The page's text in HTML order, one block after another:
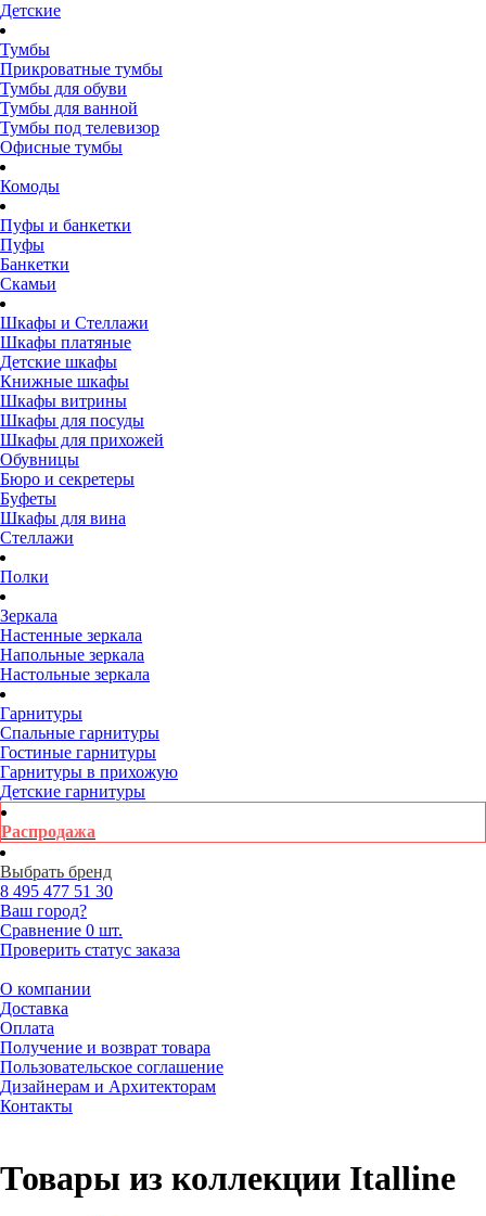
Детские
Тумбы
Прикроватные тумбы
Тумбы для обуви
Тумбы для ванной
Тумбы под телевизор
Офисные тумбы
Комоды
Пуфы и банкетки
Пуфы
Банкетки
Скамьи
Шкафы и Стеллажи
Шкафы платяные
Детские шкафы
Книжные шкафы
Шкафы витрины
Шкафы для посуды
Шкафы для прихожей
Обувницы
Бюро и секретеры
Буфеты
Шкафы для вина
Стеллажи
Полки
Зеркала
Настенные зеркала
Напольные зеркала
Настольные зеркала
Гарнитуры
Спальные гарнитуры
Гостиные гарнитуры
Гарнитуры в прихожую
Детские гарнитуры
Распродажа
Выбрать бренд
8 495 477 51 30
Ваш город?
Сравнение 0 шт.
Проверить статус заказа
О компании
Доставка
Оплата
Получение и возврат товара
Пользовательское соглашение
Дизайнерам и Архитекторам
Контакты
Товары из коллекции Italline